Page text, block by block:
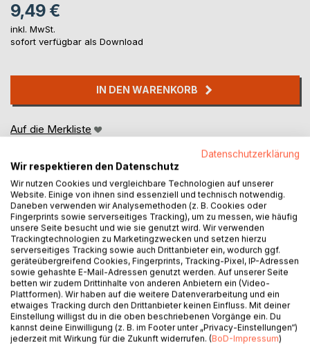
9,49 €
inkl. MwSt.
sofort verfügbar als Download
IN DEN WARENKORB
Auf die Merkliste
BESCHREIBUNG
Das Leben ist schön, wertvoll neben anderen Dingen,
soll und muss aber trotz Widrigkeiten gelingen.
Dazu will dieses Buch eine große Hilfe sein
bei vielen Gefahren, Problemen allgemein.
Datenschutzerklärung
Wir respektieren den Datenschutz
Wir nutzen Cookies und vergleichbare Technologien auf unserer
Website. Einige von ihnen sind essenziell und technisch notwendig.
Daneben verwenden wir Analysemethoden (z. B. Cookies oder
Fingerprints sowie serverseitiges Tracking), um zu messen, wie häufig
unsere Seite besucht und wie sie genutzt wird. Wir verwenden
Trackingtechnologien zu Marketingzwecken und setzen hierzu
serverseitiges Tracking sowie auch Drittanbieter ein, wodurch ggf.
geräteübergreifend Cookies, Fingerprints, Tracking-Pixel, IP-Adressen
sowie gehashte E-Mail-Adressen genutzt werden. Auf unserer Seite
betten wir zudem Drittinhalte von anderen Anbietern ein (Video-
Plattformen). Wir haben auf die weitere Datenverarbeitung und ein
etwaiges Tracking durch den Drittanbieter keinen Einfluss. Mit deiner
Einstellung willigst du in die oben beschriebenen Vorgänge ein. Du
kannst deine Einwilligung (z. B. im Footer unter „Privacy-Einstellungen“)
jederzeit mit Wirkung für die Zukunft widerrufen. (BoD-Impressum)